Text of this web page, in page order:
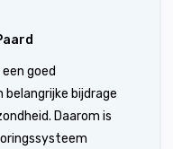
goed
bijdrage
Daarom is